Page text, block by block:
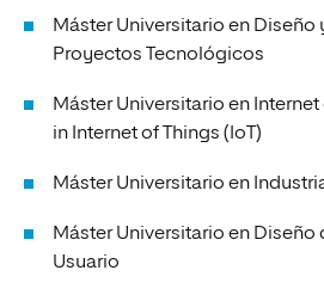
Máster Universitario en Diseño
Proyectos Tecnológicos
Máster Universitario en
in Internet of Things (IoT)
Máster Universitario en
Máster Universitario en Diseño
Usuario